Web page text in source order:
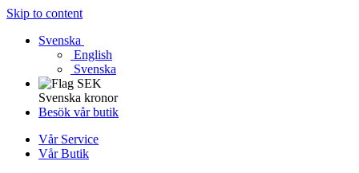
Skip to content
Svenska
English
Svenska
Svenska kronor
Besök vår butik
Vår Service
Vår Butik